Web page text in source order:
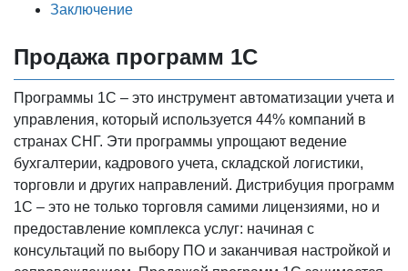
Заключение
Продажа программ 1С
Программы 1С – это инструмент автоматизации учета и
управления, который используется 44% компаний в
странах СНГ. Эти программы упрощают ведение
бухгалтерии, кадрового учета, складской логистики,
торговли и других направлений. Дистрибуция программ
1С – это не только торговля самими лицензиями, но и
предоставление комплекса услуг: начиная с
консультаций по выбору ПО и заканчивая настройкой и